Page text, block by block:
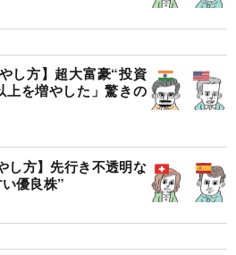
し方】超大富豪“投資
上を増やした」驚きの
し方】先行き不透明な
優良株”